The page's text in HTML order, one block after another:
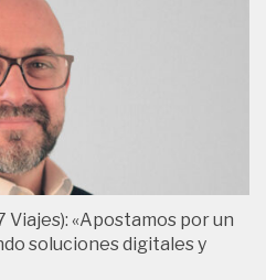
Viajes): «Apostamos por un
soluciones digitales y